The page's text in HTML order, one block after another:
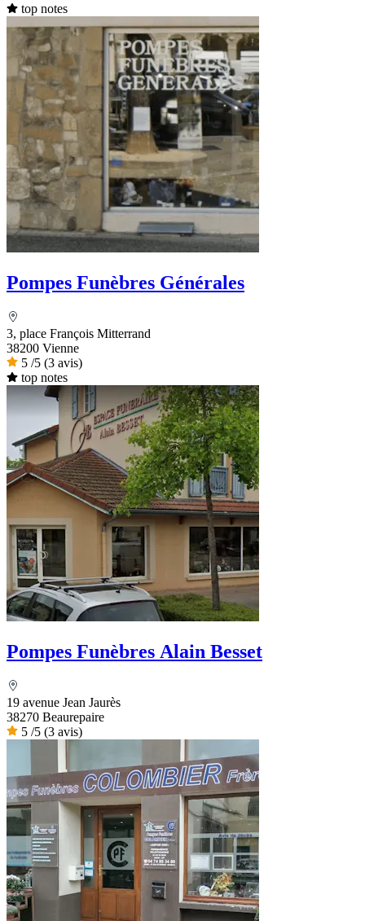
top notes
Pompes Funèbres Générales
3, place François Mitterrand
38200 Vienne
5 /5 (3 avis)
top notes
Pompes Funèbres Alain Besset
19 avenue Jean Jaurès
38270 Beaurepaire
5 /5 (3 avis)